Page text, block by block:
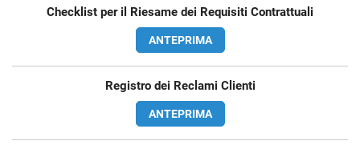
Checklist per il Riesame dei Requisiti Contrattuali
ANTEPRIMA
Registro dei Reclami Clienti
ANTEPRIMA